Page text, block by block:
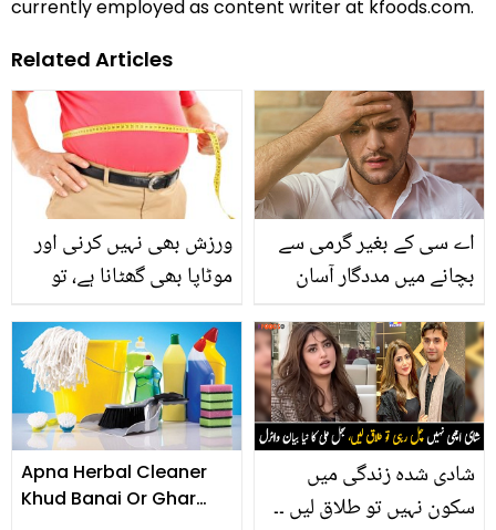
currently employed as content writer at kfoods.com.
Related Articles
ورزش بھی نہیں کرنی اور
موٹاپا بھی گھٹانا ہے، تو
ورزش جسم کی اضافی
چربی باآسانی کم کر سکتے
ہیں؟
اے سی کے بغیر گرمی سے
بچانے میں مددگار آسان
Apna Herbal Cleaner
Khud Banai Or Ghar
شادی شدہ زندگی میں
سکون نہیں تو طلاق لیں ۔۔